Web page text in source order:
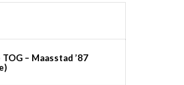
– Maasstad ’87